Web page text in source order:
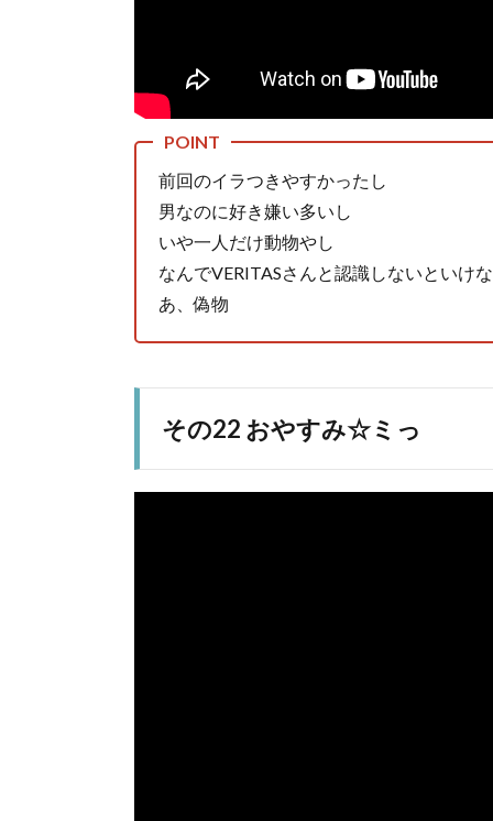
前回のイラつきやすかったし
男なのに好き嫌い多いし
いや一人だけ動物やし
なんでVERITASさんと認識しないといけ
あ、偽物
その22 おやすみ☆ミっ